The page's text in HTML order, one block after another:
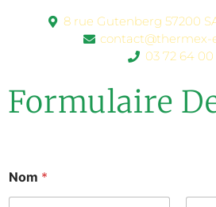
8 rue Gutenberg 57200
contact@thermex-
03 72 64 00
Formulaire
Nom *